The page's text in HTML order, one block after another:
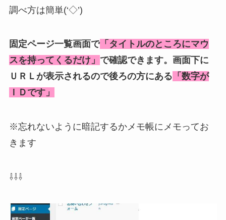
調べ方は簡単(‘◇’)ゞ
固定ページ一覧画面で「タイトルのところにマウ
スを持ってくるだけ」 で確認できます。画面下に
ＵＲＬが表示されるので後ろの方にある 「数字が
ＩＤです」
※忘れないように暗記するかメモ帳にメモってお
きます
⇩⇩⇩